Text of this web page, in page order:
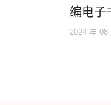
编电子
2024 年 08